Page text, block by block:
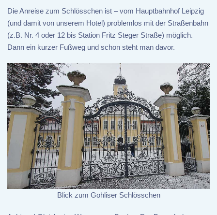
Die Anreise zum Schlösschen ist – vom Hauptbahnhof Leipzig
(und damit von unserem Hotel) problemlos mit der Straßenbahn
(z.B. Nr. 4 oder 12 bis Station Fritz Steger Straße) möglich.
Dann ein kurzer Fußweg und schon steht man davor.
Blick zum Gohliser Schlösschen